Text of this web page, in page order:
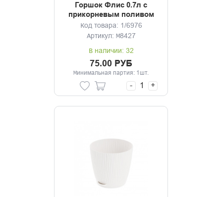
Горшок Флис 0.7л с
прикорневым поливом
какао
Код товара: 1/6976
Артикул: М8427
В наличии: 32
75.00 РУБ
Минимальная партия: 1шт.
- +